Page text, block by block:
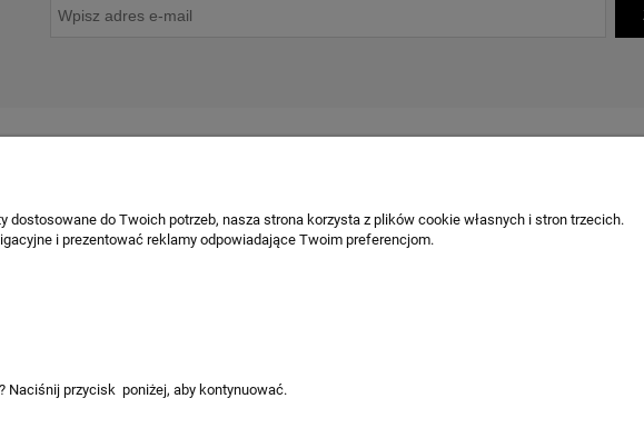
NOWOŚCI PROMOCJE PRODUCENCI OUTLET BLOG
OBSŁUGA KLIENTA
dostosowane do Twoich potrzeb, nasza strona korzysta z plików cookie własnych i stron trzecich.
i prezentować reklamy odpowiadające Twoim preferencjom.
Naciśnij przycisk poniżej, aby kontynuować.